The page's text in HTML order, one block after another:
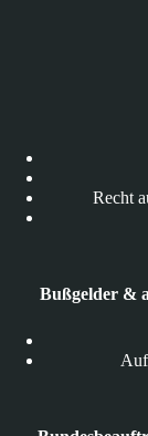
Recht
Bußgelder &